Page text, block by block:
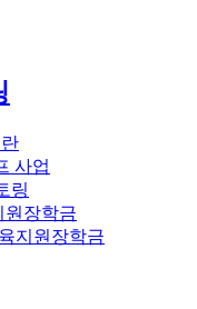
사업
링
원장학금
지원장학금